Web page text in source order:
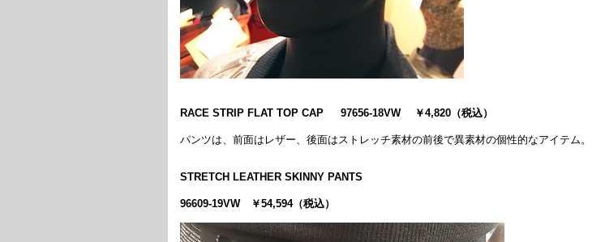
RACE STRIP FLAT TOP CAP 97656-18VW ￥4,820（税込）
パンツは、前面はレザー、後面はストレッチ素材の前後で異素材の個性的なアイテム。
STRETCH LEATHER SKINNY PANTS
96609-19VW ￥54,594（税込）